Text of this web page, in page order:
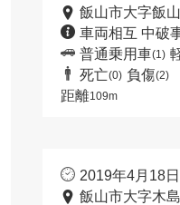
飯山市大字飯
車両相互 中破
普通乗用車(1)
死亡(0) 負傷(2)
距離109m
2019年4月18
飯山市大字木